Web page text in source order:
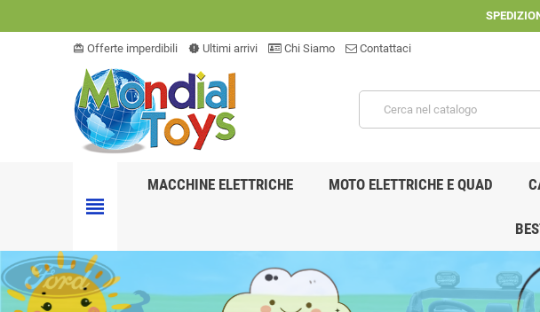
card_giftcard Offerte imperdibili new_releases Ultimi arrivi Chi Siamo Contattaci
view_headline
MACCHINE ELETTRICHE MOTO ELETTRICHE E QUAD